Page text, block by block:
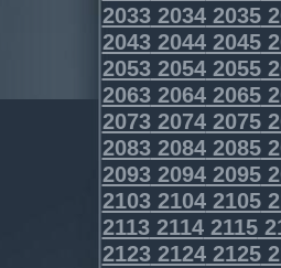
203320342035
204320442045
205320542055
206320642065
207320742075
208320842085
209320942095
210321042105
211321142115
212321242125